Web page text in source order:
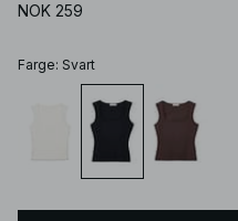
NOK 259
Farge: Svart